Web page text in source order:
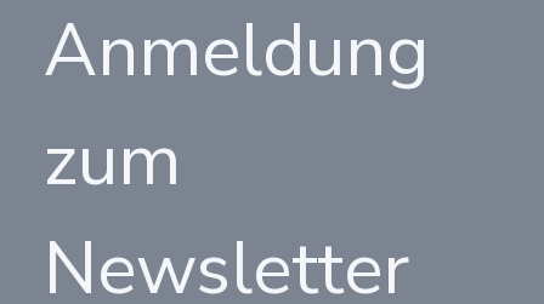
Anmeldung
zum
Newsletter